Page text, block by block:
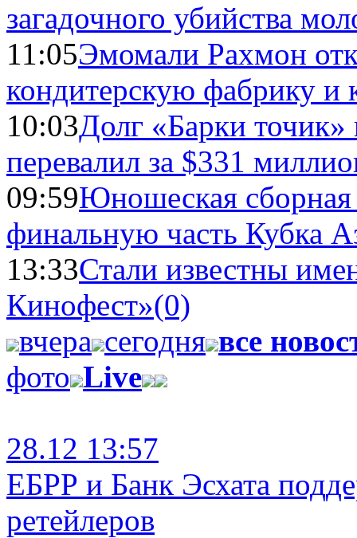
загадочного убийства
11:05Эмомали Рахмон
кондитерскую фабрику и
10:03Долг «Барки
перевалил за $331
09:59Юношеская
финальную часть Кубка
13:33Стали известны
Кинофест»(0)
вчера сегодня все
фото Live
28.12 13:57
ЕБРР и Банк Эсхата
ретейлеров